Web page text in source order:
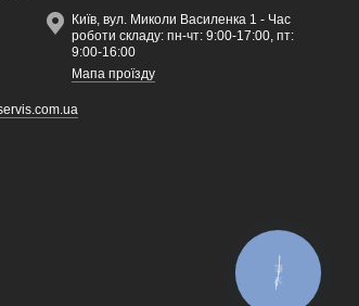
Київ, вул. Миколи Василенка 1 - Час
роботи складу: пн-чт: 9:00-17:00, пт:
9:00-16:00
Мапа проїзду
КНОПКА
ЗВ'ЯЗКУ